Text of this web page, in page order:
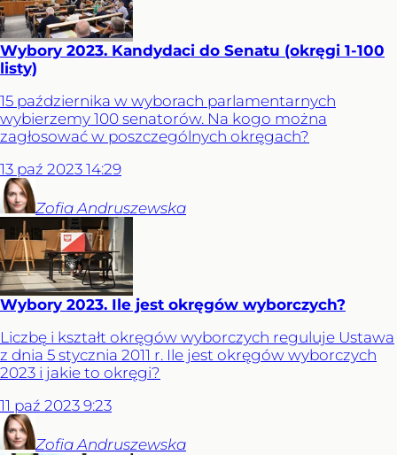
Wybory 2023. Kandydaci do Senatu (okręgi 1-100
listy)
15 października w wyborach parlamentarnych
wybierzemy 100 senatorów. Na kogo można
zagłosować w poszczególnych okręgach?
13 paź 2023 14:29
Zofia Andruszewska
Wybory 2023. Ile jest okręgów wyborczych?
Liczbę i kształt okręgów wyborczych reguluje Ustawa
z dnia 5 stycznia 2011 r. Ile jest okręgów wyborczych
2023 i jakie to okręgi?
11 paź 2023 9:23
Zofia Andruszewska